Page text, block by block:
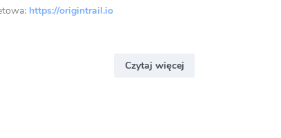
https://origintrail.io
Czytaj więcej